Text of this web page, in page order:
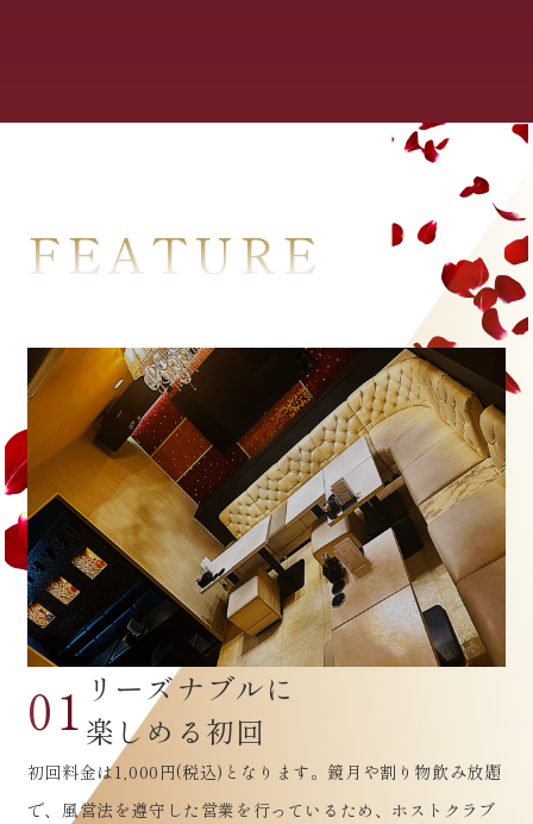
FEATURE
01 リーズナブルに
楽しめる初回
初回料金は1,000円(税込)となります。鏡月や割り物飲み放題
で、風営法を遵守した営業を行っているため、ホストクラブ